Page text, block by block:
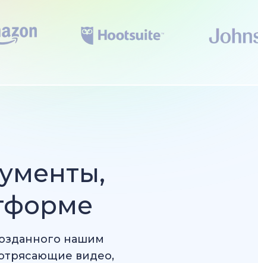
нашим
видео,